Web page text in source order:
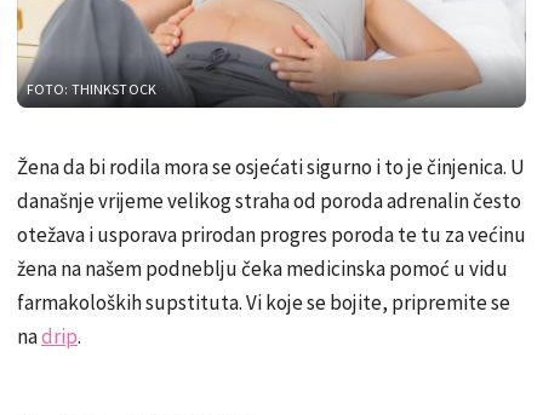
FOTO: THINKSTOCK
Žena da bi rodila mora se osjećati sigurno i to je činjenica. U
današnje vrijeme velikog straha od poroda adrenalin često
otežava i usporava prirodan progres poroda te tu za većinu
žena na našem podneblju čeka medicinska pomoć u vidu
farmakoloških supstituta. Vi koje se bojite, pripremite se
nadrip.